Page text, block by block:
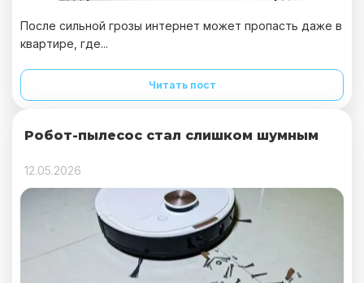
После сильной грозы интернет может пропасть даже в
квартире, где...
Читать пост
Робот-пылесос стал слишком шумным
12.05.2026